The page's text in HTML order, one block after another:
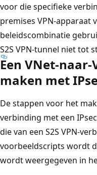
voor die specifieke
premises VPN-apparaat
beleidscombinatie
S2S VPN-tunnel niet tot
Een VNet-
maken met
De stappen voor het
verbinding met een
die van een S2S VPN-
voorbeeldscripts wordt
wordt weergegeven in